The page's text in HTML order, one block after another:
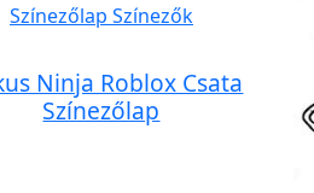
Ninja Roblox Csata
Színezőlap